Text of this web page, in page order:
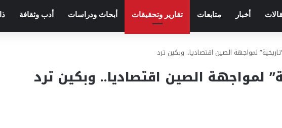
أخبار متابعات تقارير وتحقيقات أبحاث ودراسات أدب وثقافة
لمواجهة الصين اقتصاديا.. وبكين ترد
لمواجهة الصين اقتصاديا.. وبكين ترد